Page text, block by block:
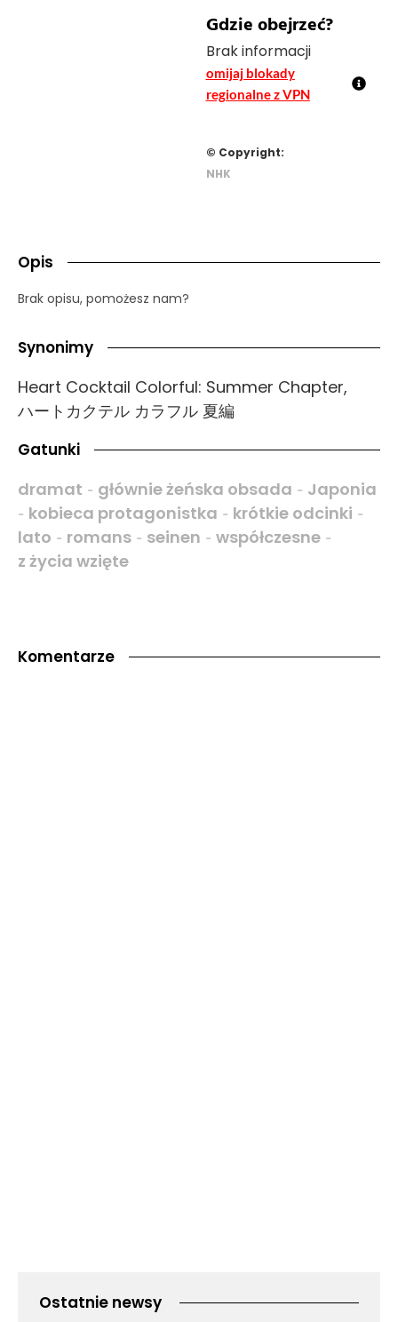
Gdzie obejrzeć?
Brak informacji
omijaj blokady
regionalne z VPN
© Copyright:
NHK
Opis
Brak opisu, pomożesz nam?
Synonimy
Heart Cocktail Colorful: Summer Chapter,
ハートカクテル カラフル 夏編
Gatunki
dramat - głównie żeńska obsada - Japonia
- kobieca protagonistka - krótkie odcinki -
lato - romans - seinen - współczesne -
z życia wzięte
Komentarze
Ostatnie newsy